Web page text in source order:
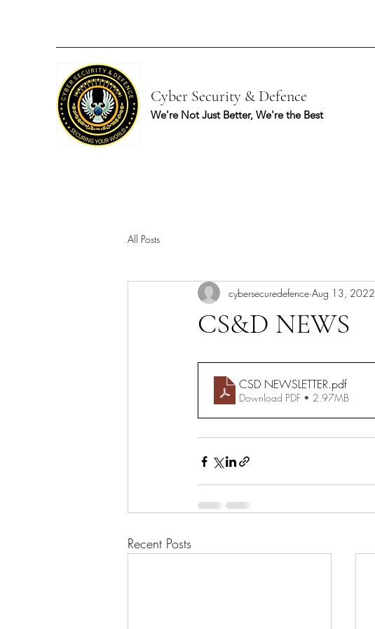
Cyber Security & Defence
We're Not Just Better, We're the Best
All Posts
CS&D NEWS
cybersecuredefence Aug 13, 2022
CSD NEWSLETTER.pdf
Download PDF • 2.97MB
Recent Posts